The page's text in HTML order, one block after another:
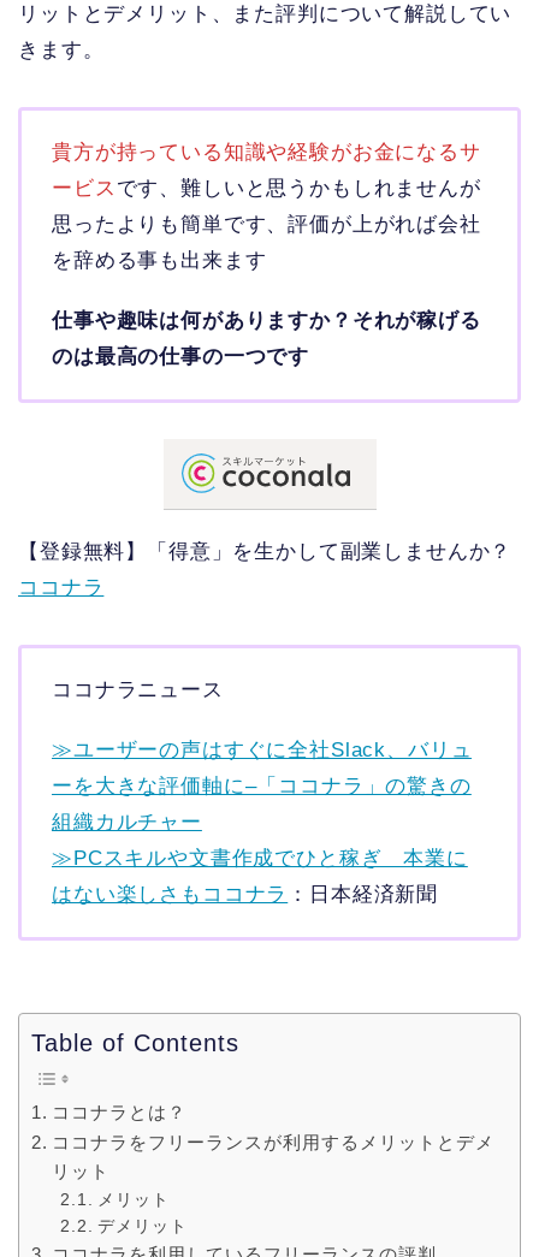
リットとデメリット、また評判について解説してい
きます。
貴方が持っている知識や経験がお金になるサ
ービス です、難しいと思うかもしれませんが
思ったよりも簡単です、評価が上がれば会社
を辞める事も出来ます
仕事や趣味は何がありますか？それが稼げる
のは最高の仕事の一つです
【登録無料】「得意」を生かして副業しませんか？
ココナラ
ココナラニュース
≫ユーザーの声はすぐに全社Slack、バリュ
ーを大きな評価軸に–「ココナラ」の驚きの
組織カルチャー
≫PCスキルや文書作成でひと稼ぎ 本業に
はない楽しさもココナラ ：日本経済新聞
Table of Contents
ココナラとは？
ココナラをフリーランスが利用するメリットとデメ
リット
メリット
デメリット